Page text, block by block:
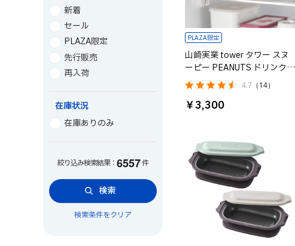
新着
セール
PLAZA限定
先行販売
再入荷
在庫状況
在庫ありのみ
絞り込み検索結果： 6557件
検索
検索条件をクリア
PLAZA限定
山崎実業 tower タワー スヌ
ーピー PEANUTS ドリンクサ
ーバー 1.8L※ラッピング不
可
4.7 （14）
￥3,300